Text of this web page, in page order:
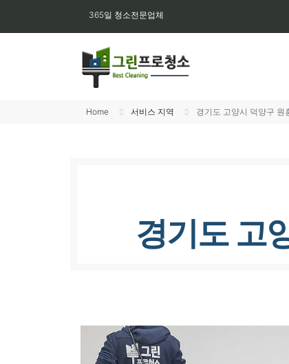
365일 청소전문업체
Home 서비스 지역 경기도 고양시 덕양구 원
경기도 고